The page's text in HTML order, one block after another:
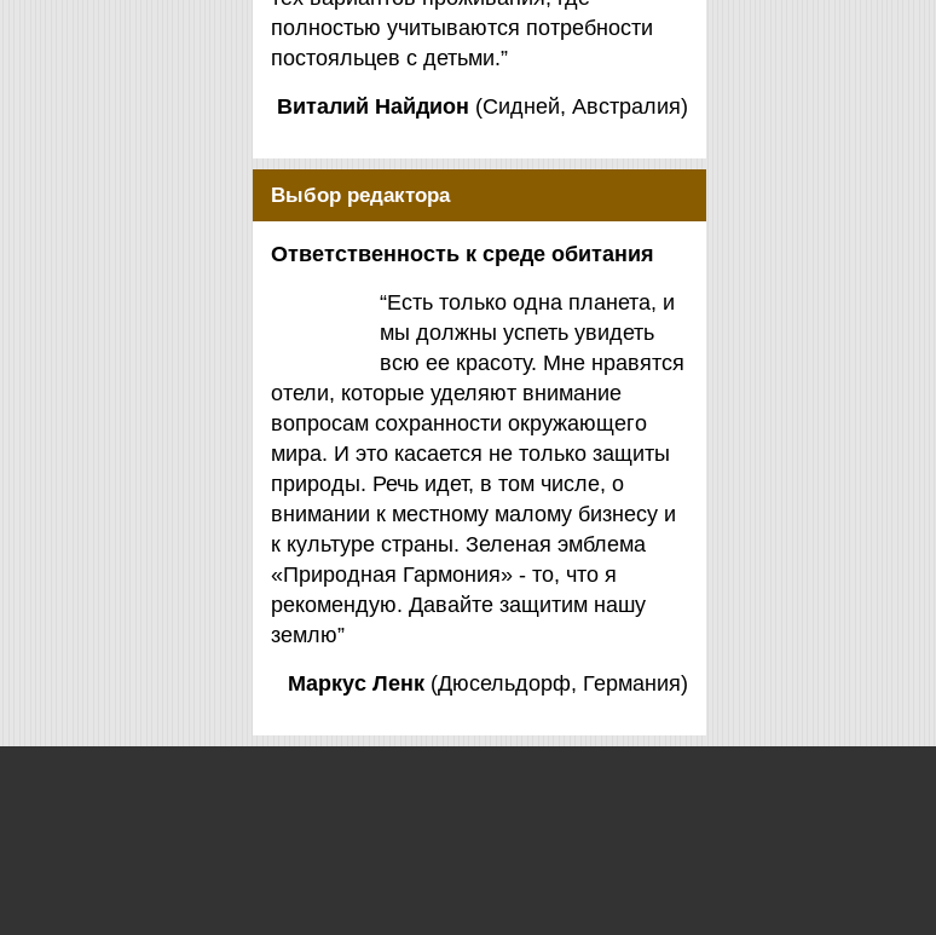
полностью учитываются потребности
постояльцев с детьми.”
Виталий Найдион (Сидней, Австралия)
Выбор редактора
Ответственность к среде обитания
“Есть только одна планета, и
мы должны успеть увидеть
всю ее красоту. Мне нравятся
отели, которые уделяют внимание
вопросам сохранности окружающего
мира. И это касается не только защиты
природы. Речь идет, в том числе, о
внимании к местному малому бизнесу и
к культуре страны. Зеленая эмблема
«Природная Гармония» - то, что я
рекомендую. Давайте защитим нашу
землю”
Маркус Ленк (Дюсельдорф, Германия)